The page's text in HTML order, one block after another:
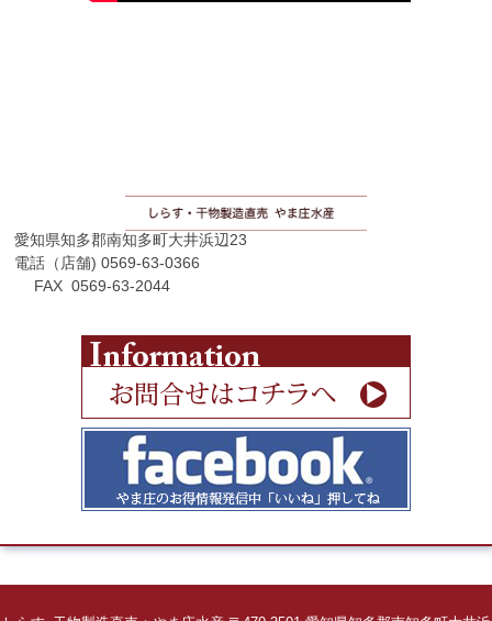
愛知県知多郡南知多町大井浜辺23
電話（店舗) 0569-63-0366
FAX 0569-63-2044